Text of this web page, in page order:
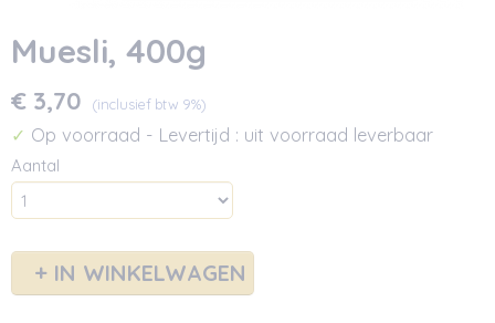
Muesli, 400g
€ 3,70 (inclusief btw 9%)
✓ Op voorraad - Levertijd : uit voorraad leverbaar
Aantal
IN WINKELWAGEN